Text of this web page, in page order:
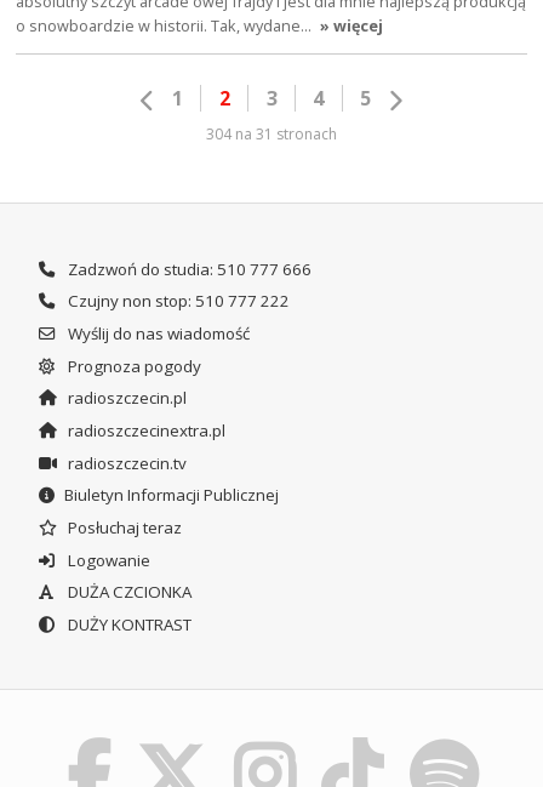
o snowboardzie w historii. Tak, wydane… » więcej
1 2 3 4 5
304 na 31 stronach
Zadzwoń do studia: 510 777 666
Czujny non stop: 510 777 222
Wyślij do nas wiadomość
Prognoza pogody
radioszczecin.pl
radioszczecinextra.pl
radioszczecin.tv
Biuletyn Informacji Publicznej
Posłuchaj teraz
Logowanie
DUŻA CZCIONKA
DUŻY KONTRAST